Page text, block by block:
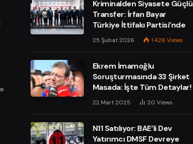
Kriminalden Siyasete Güçlü
Transfer: İrfan Bayar
Türkiye İttifakı Partisi’nde
25 Şubat 2026 1.426 Views
Ekrem İmamoğlu
Soruşturmasında 33 Şirket
Masada: İşte Tüm Detaylar!
22 Mart 2025 20 Views
N11 Satılıyor: BAE’li Dev
Yatırımcı DMSF Devreye